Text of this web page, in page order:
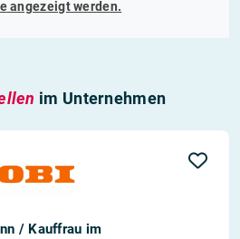
angezeigt werden.
im Unternehmen
/ Kauffrau im